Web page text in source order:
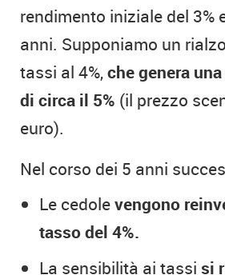
rendimento iniziale del 3%
anni. Supponiamo un
tassi al 4%,che genera
di circa il 5% (il prezzo
euro).
Nel corso dei 5 anni
Le cedolevengono
tasso del 4%.
La sensibilità ai tassi si